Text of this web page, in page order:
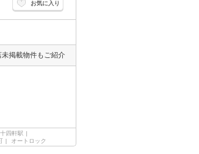
お気に入り
掲載物件もご紹介
四軒駅
オートロック